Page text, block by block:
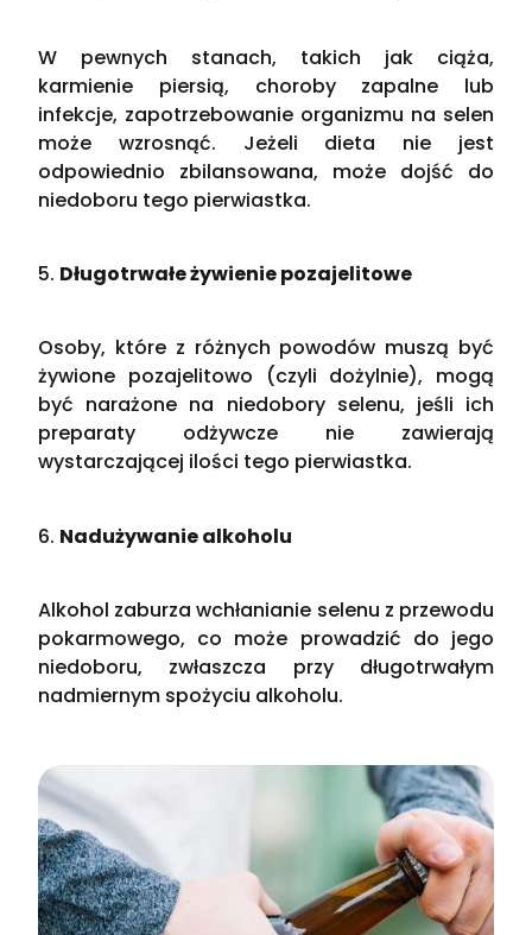
W pewnych stanach, takich jak ciąża,
karmienie piersią, choroby zapalne lub
infekcje, zapotrzebowanie organizmu na selen
może wzrosnąć. Jeżeli dieta nie jest
odpowiednio zbilansowana, może dojść do
niedoboru tego pierwiastka​.
5. Długotrwałe żywienie pozajelitowe
Osoby, które z różnych powodów muszą być
żywione pozajelitowo (czyli dożylnie), mogą
być narażone na niedobory selenu, jeśli ich
preparaty odżywcze nie zawierają
wystarczającej ilości tego pierwiastka​.
6. Nadużywanie alkoholu
Alkohol zaburza wchłanianie selenu z przewodu
pokarmowego, co może prowadzić do jego
niedoboru, zwłaszcza przy długotrwałym
nadmiernym spożyciu alkoholu.